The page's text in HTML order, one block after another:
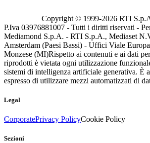
Copyright © 1999-2026 RTI
P.Iva 03976881007 - Tutti i diritti riservati -
Mediamond S.p.A. - RTI S.p.A., Mediaset
Amsterdam (Paesi Bassi) - Uffici Viale
Monzese (MI)Rispetto ai contenuti e ai dati
riprodotti è vietata ogni utilizzazione
sistemi di intelligenza artificiale generativa. È
espresso di utilizzare mezzi automatizzati di
Legal
CorporatePrivacy PolicyCookie Policy
Sezioni